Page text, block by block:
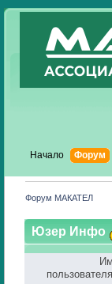
Начало Форум
Форум МАКАТЕЛ
Юзер Инфо